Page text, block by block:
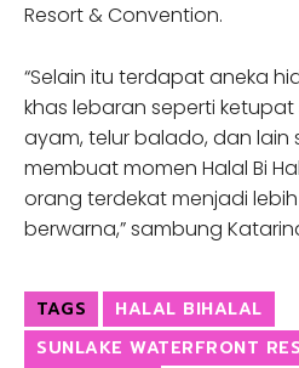
Resort & Convention.
“Selain itu terdapat aneka
khas lebaran seperti
ayam, telur balado, dan lain
membuat momen Halal Bi
orang terdekat menjadi
berwarna,” sambung
TAGS
HALAL BIHALAL
SUNLAKE WATERFRONT